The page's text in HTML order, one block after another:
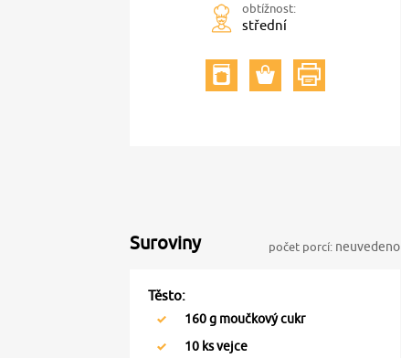
obtížnost:
střední
Suroviny počet porcí: neuvedeno
Těsto:
160g moučkový cukr
10 ks vejce